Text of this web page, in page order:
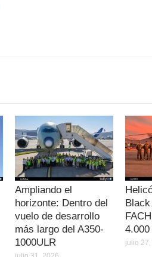
Ampliando el
horizonte: Dentro del
vuelo de desarrollo
más largo del A350-
1000ULR
julio